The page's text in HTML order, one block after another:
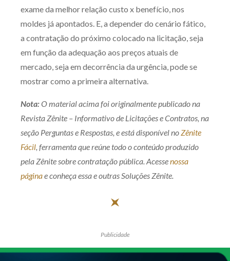
exame da melhor relação custo x benefício, nos
moldes já apontados. E, a depender do cenário fático,
a contratação do próximo colocado na licitação, seja
em função da adequação aos preços atuais de
mercado, seja em decorrência da urgência, pode se
mostrar como a primeira alternativa.
Nota:O material acima foi originalmente publicado na
Revista Zênite – Informativo de Licitações e Contratos, na
seção Perguntas e Respostas, e está disponível noZênite
Fácil, ferramenta que reúne todo o conteúdo produzido
pela Zênite sobre contratação pública. Acessenossa
páginae conheça essa e outras Soluções Zênite.
Publicidade